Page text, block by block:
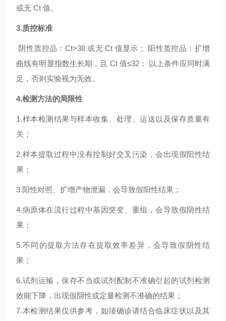
或无 Ct 值。
3.质控标准
阴性质控品：Ct>38 或无 Ct 值显示； 阳性质控品：扩增
曲线有明显指数生长期，且 Ct 值≤32； 以上条件应同时满
足，否则实验视为无效。
4.检测方法的局限性
1.样本检测结果与样本收集、处理、运送以及保存质量有
关；
2.样本提取过程中没有控制好交叉污染，会出现假阳性结
果；
3.阳性对照、扩增产物泄漏，会导致假阳性结果；
4.病原体在流行过程中基因突变、重组，会导致假阴性结
果；
5.不同的提取方法存在提取效率差异，会导致假阴性结
果；
6.试剂运输，保存不当或试剂配制不准确引起的试剂检测
效能下降，出现假阴性或定量检测不准确的结果；
7.本检测结果仅供参考，如须确诊请结合临床症状以及其